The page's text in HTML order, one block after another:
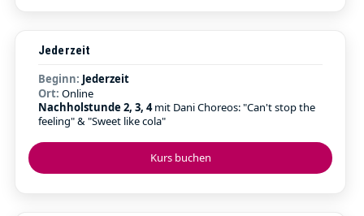
Kurs buchen
Jederzeit
Beginn: Jederzeit
Ort: Online
Nachholstunde 2, 3, 4mit Dani Choreos: "Can't stop the
feeling" & "Sweet like cola"